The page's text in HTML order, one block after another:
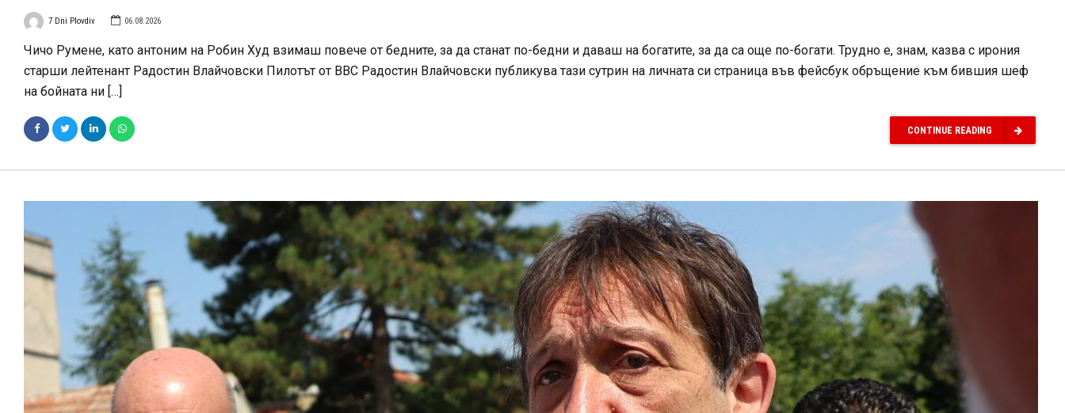
7 Dni Plovdiv 06.08.2026
Чичо Румене, като антоним на Робин Худ взимаш повече от бедните, за да станат по-бедни и даваш на богатите, за да са още по-богати. Трудно е, знам, казва с ирония
старши лейтенант Радостин Влайчовски Пилотът от ВВС Радостин Влайчовски публикува тази сутрин на личната си страница във фейсбук обръщение към бившия шеф
на бойната ни […]
CONTINUE READING